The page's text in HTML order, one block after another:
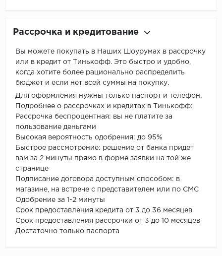
Рассрочка и кредитование
Вы можете покупать в Наших Шоурумах в рассрочку
или в кредит от Тинькофф. Это быстро и удобно,
когда хотите более рационально распределить
бюджет и если нет всей суммы на покупку.
Для оформления нужны только паспорт и телефон.
Подробнее о рассрочках и кредитах в Тинькофф:
Рассрочка беспроцентная: вы не платите за
пользование деньгами
Высокая вероятность одобрения: до 95%
Быстрое рассмотрение: решение от банка придет
вам за 2 минуты прямо в форме заявки на той же
странице
Подписание договора доступным способом: в
магазине, на встрече с представителем или по СМС
Одобрение за 1-2 минуты
Срок предоставления кредита от 3 до 36 месяцев
Срок предоставления рассрочки от 3 до 10 месяцев
Достаточно только паспорта